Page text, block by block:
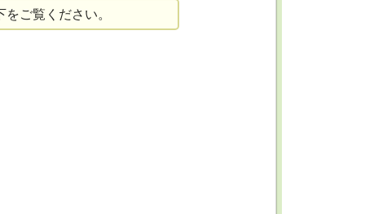
ご覧ください。